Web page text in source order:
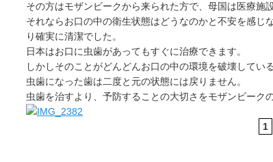
その方はモザンビークから来られた方で、母国は医療施
それならお口の中の衛生状態はどうなのかと不安を感じ
り確実に清潔でした。
日本はお口に虫歯があってもすぐに治療できます。
しかしそのことがどんどんお口の中の環境を破壊してい
虫歯になった歯は二度と元の状態には戻りません。
虫歯を治すより、予防することの大切さをモザンビーク
1